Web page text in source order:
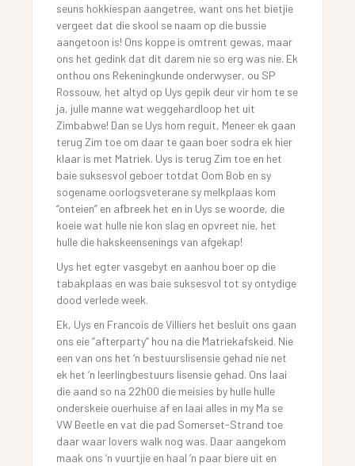
seuns hokkiespan aangetree, want ons het bietjie
vergeet dat die skool se naam op die bussie
aangetoon is! Ons koppe is omtrent gewas, maar
ons het gedink dat dit darem nie so erg was nie. Ek
onthou ons Rekeningkunde onderwyser, ou SP
Rossouw, het altyd op Uys gepik deur vir hom te se
ja, julle manne wat weggehardloop het uit
Zimbabwe! Dan se Uys hom reguit, Meneer ek gaan
terug Zim toe om daar te gaan boer sodra ek hier
klaar is met Matriek. Uys is terug Zim toe en het
baie suksesvol geboer totdat Oom Bob en sy
sogename oorlogsveterane sy melkplaas kom
“onteien” en afbreek het en in Uys se woorde, die
koeie wat hulle nie kon slag en opvreet nie, het
hulle die hakskeensenings van afgekap!
Uys het egter vasgebyt en aanhou boer op die
tabakplaas en was baie suksesvol tot sy ontydige
dood verlede week.
Ek, Uys en Francois de Villiers het besluit ons gaan
ons eie “afterparty” hou na die Matriekafskeid. Nie
een van ons het ‘n bestuurslisensie gehad nie net
ek het ‘n leerlingbestuurs lisensie gehad. Ons laai
die aand so na 22h00 die meisies by hulle hulle
onderskeie ouerhuise af en laai alles in my Ma se
VW Beetle en vat die pad Somerset-Strand toe
daar waar lovers walk nog was. Daar aangekom
maak ons ‘n vuurtjie en haal ‘n paar biere uit en